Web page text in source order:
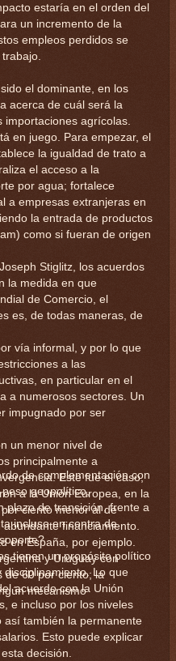
estaría en el orden del
un incremento de la
empleos perdidos se
el dominante, en los
acerca de cuál será la
agrícolas.
en juego. Para empezar, el
la igualdad de trato a
el acceso a la
por agua; fortalece
a empresas extranjeras en
la entrada de productos
como si fueran de origen
Stiglitz, los acuerdos
la medida en que
de Comercio, el
es, de todas maneras, de
vía informal, y por lo que
a las
en particular en el
a numerosos sectores. Un
impugnado por ser
un menor nivel de
principalmente a
Este fue el caso,
a la Unión Europea, en la
ciento menor al de
financiamiento.
en España, por ejemplo.
y Uruguay con
de 60 por ciento; la
mecanismo
de complementación con
geopolítico,
plazo de transición, frente a
incluso en contra de
tienen un propósito político
Lo que
acuerdo con la Unión
e incluso por los niveles
así también la permanente
Esto puede explicar
decisión.